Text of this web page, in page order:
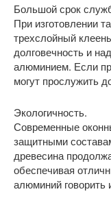
Большой срок
При изготовлении
трехслойный
долговечность и
алюминием. Если
могут прослужить
Экологичность.
Современные
защитными
древесина
обеспечивая
алюминий говорить